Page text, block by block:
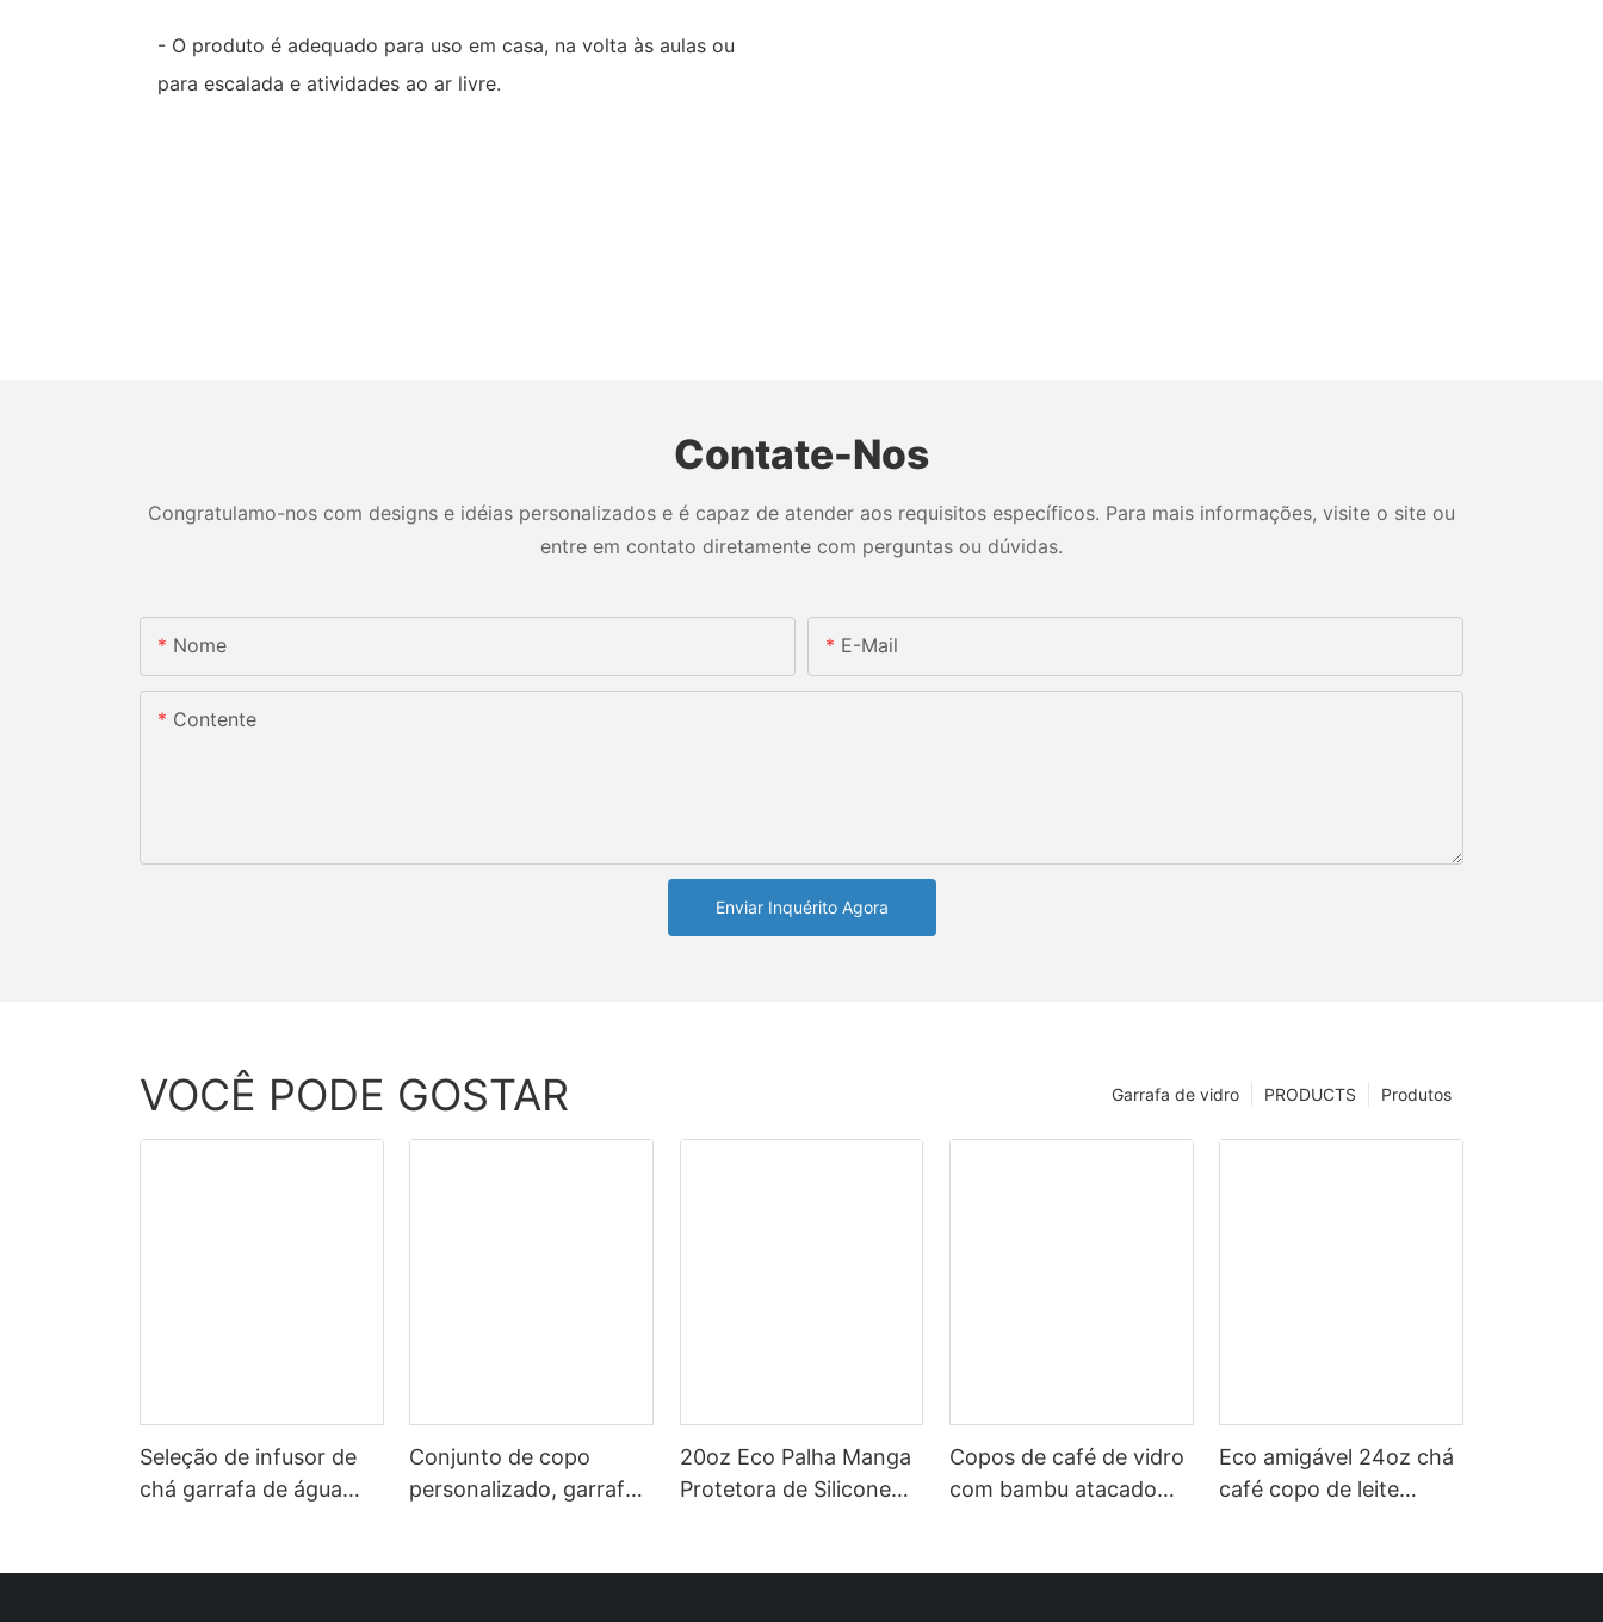
- O produto é adequado para uso em casa, na volta às aulas ou
para escalada e atividades ao ar livre.
Contate-Nos
Congratulamo-nos com designs e idéias personalizados e é capaz de atender aos requisitos específicos. Para mais informações, visite o site ou
entre em contato diretamente com perguntas ou dúvidas.
Nome E-Mail
Contente
Enviar Inquérito Agora
VOCÊ PODE GOSTAR Produtos
PRODUCTS
Garrafa de vidro
Seleção de infusor de
chá garrafa de água
Conjunto de copo
personalizado, garrafa
20oz Eco Palha Manga
Protetora de Silicone
Copos de café de vidro
com bambu atacado
Eco amigável 24oz chá
café copo de leite